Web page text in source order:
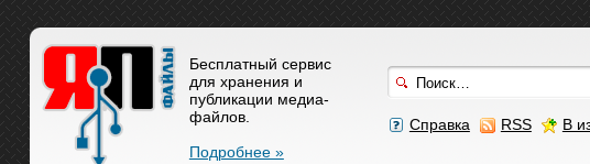
Справка RSS В
Бесплатный сервис
для хранения и
публикации медиа-
файлов.
Подробнее »